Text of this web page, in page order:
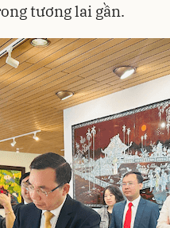
tương lai gần.